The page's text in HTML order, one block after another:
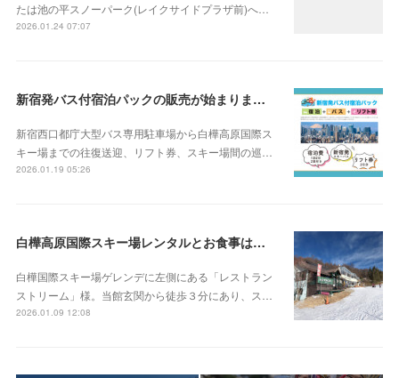
たは池の平スノーパーク(レイクサイドプラザ前)へ…
2026.01.24 07:07
新宿発バス付宿泊パックの販売が始まりました！
新宿西口都庁大型バス専用駐車場から白樺高原国際ス
キー場までの往復送迎、リフト券、スキー場間の巡…
2026.01.19 05:26
白樺高原国際スキー場レンタルとお食事はストリーム様へ
白樺国際スキー場ゲレンデに左側にある「レストラン
ストリーム」様。当館玄関から徒歩３分にあり、ス…
2026.01.09 12:08